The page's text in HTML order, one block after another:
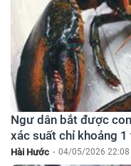
Ngư dân bắt được
xác suất chỉ khoảng
Hài Hước - 04/05/2026 22:08